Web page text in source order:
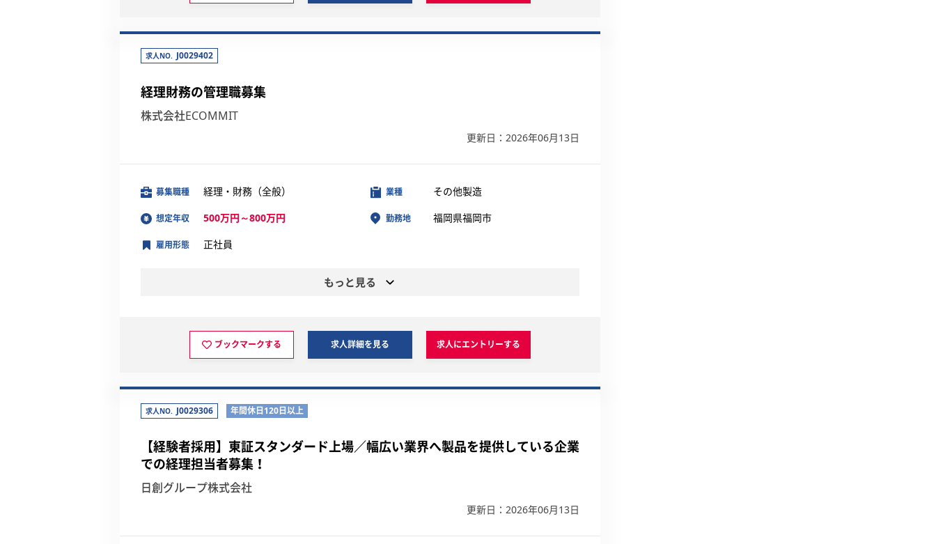
求人NO. J0029402
経理財務の管理職募集
株式会社ECOMMIT
更新日：2026年06月13日
募集職種 経理・財務（全般）
想定年収 500万円～800万円
業種 その他製造
勤務地 福岡県福岡市
雇用形態 正社員
もっと見る
ブックマークする 求人詳細を見る 求人にエントリーする
求人NO. J0029306 年間休日120日以上
【経験者採用】東証スタンダード上場／幅広い業界へ製品を提供している企業
での経理担当者募集！
日創グループ株式会社
更新日：2026年06月13日